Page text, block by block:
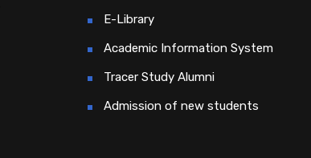
E-Library
Academic Information System
Tracer Study Alumni
Admission of new students